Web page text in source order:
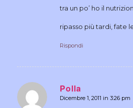
tra un po’ ho il
ripasso più tardi, fate
Rispondi
Polla
dice:
Dicembre 1, 2011 in 3:26 pm